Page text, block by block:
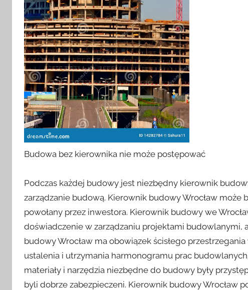
Budowa bez kierownika nie może postępować
Podczas każdej budowy jest niezbędny kierownik
zarządzanie budową. Kierownik budowy Wrocław
powołany przez inwestora. Kierownik budowy we
doświadczenie w zarządzaniu projektami budowlanymi,
budowy Wrocław ma obowiązek ścisłego
ustalenia i utrzymania harmonogramu prac
materiały i narzędzia niezbędne do budowy były
byli dobrze zabezpieczeni. Kierownik budowy Wrocław